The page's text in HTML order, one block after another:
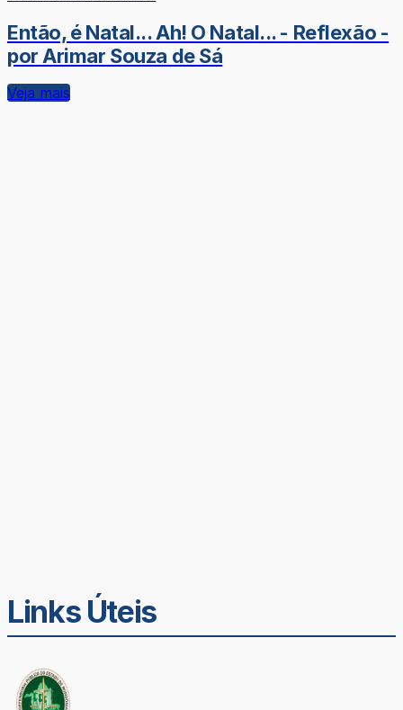
Então, é Natal... Ah! O Natal... - Reflexão -
por Arimar Souza de Sá
Veja mais
Links Úteis